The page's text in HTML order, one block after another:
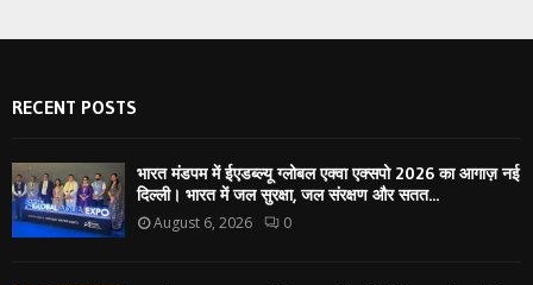
RECENT POSTS
भारत मंडपम में ईएडब्ल्यू ग्लोबल एक्वा एक्सपो 2026 का आगाज़ नई
दिल्ली। भारत में जल सुरक्षा, जल संरक्षण और सतत...
August 6, 2026 0